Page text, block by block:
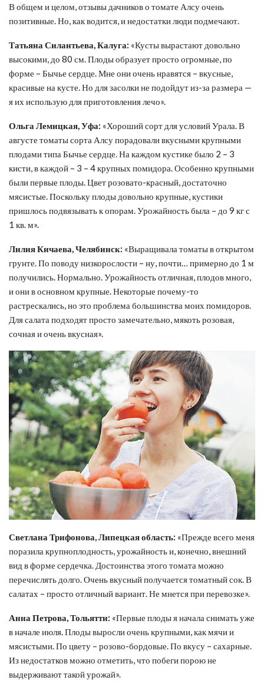
В общем и целом, отзывы дачников о томате Алсу очень
позитивные. Но, как водится, и недостатки люди подмечают.
Татьяна Силантьева, Калуга: «Кусты вырастают довольно
высокими, до 80 см. Плоды образует просто огромные, по
форме – Бычье сердце. Мне они очень нравятся – вкусные,
красивые на кусте. Но для засолки не подойдут из-за размера —
я их использую для приготовления лечо».
Ольга Лемицкая, Уфа: «Хороший сорт для условий Урала. В
августе томаты сорта Алсу порадовали вкусными крупными
плодами типа Бычье сердце. На каждом кустике было 2 – 3
кисти, в каждой – 3 – 4 крупных помидора. Особенно крупными
были первые плоды. Цвет розовато-красный, достаточно
мясистые. Поскольку плоды довольно крупные, кустики
пришлось подвязывать к опорам. Урожайность была – до 9 кг с
1 кв. м».
Лилия Кичаева, Челябинск: «Выращивала томаты в открытом
грунте. По поводу низкорослости – ну, почти… примерно до 1 м
получились. Нормально. Урожайность отличная, плодов много,
и они в основном крупные. Некоторые почему-то
растрескались, но это проблема большинства моих помидоров.
Для салата подходят просто замечательно, мякоть розовая,
сочная и очень вкусная».
Светлана Трифонова, Липецкая область: «Прежде всего меня
поразила крупноплодность, урожайность и, конечно, внешний
вид в форме сердечка. Достоинства этого томата можно
перечислять долго. Очень вкусный получается томатный сок. В
салатах – просто отличный вариант. Не мнется при перевозке».
Анна Петрова, Тольятти: «Первые плоды я начала снимать уже
в начале июля. Плоды выросли очень крупными, как мячи и
мясистыми. По цвету – розово-бордовые. По вкусу – сахарные.
Из недостатков можно отметить, что побеги порою не
выдерживают такой урожай».